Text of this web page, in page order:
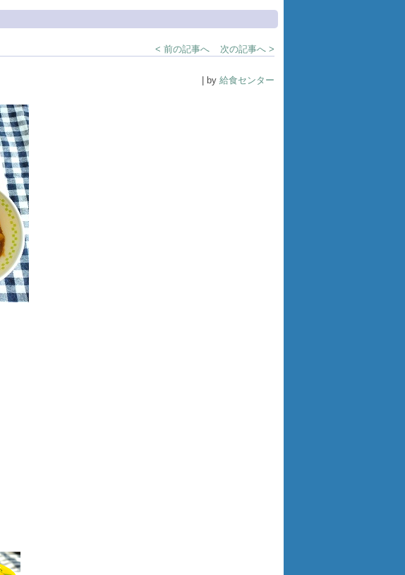
< 前の記事へ 次の記事へ >
| by 給食センター